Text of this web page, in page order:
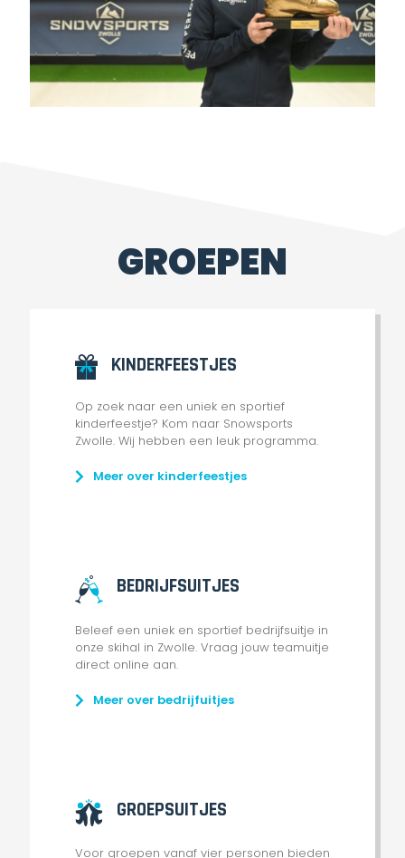
GROEPEN
KINDERFEESTJES
Op zoek naar een uniek en sportief
kinderfeestje? Kom naar Snowsports
Zwolle. Wij hebben een leuk programma.
Meer over kinderfeestjes
BEDRIJFSUITJES
Beleef een uniek en sportief bedrijfsuitje in
onze skihal in Zwolle. Vraag jouw teamuitje
direct online aan.
Meer over bedrijfuitjes
GROEPSUITJES
Voor groepen vanaf vier personen bieden